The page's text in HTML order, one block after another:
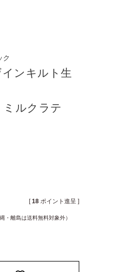
ク
ンキルト生
ミルクラテ
[ 18 ポイント進呈 ]
・離島は送料無料対象外）